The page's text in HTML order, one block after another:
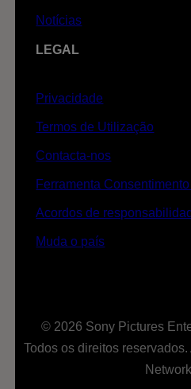
Notícias
LEGAL
Privacidade
Termos de Utilização
Contacta-nos
Ferramenta
Acordos de
Muda o país
© 2026 Sony Pictures
Todos os direitos